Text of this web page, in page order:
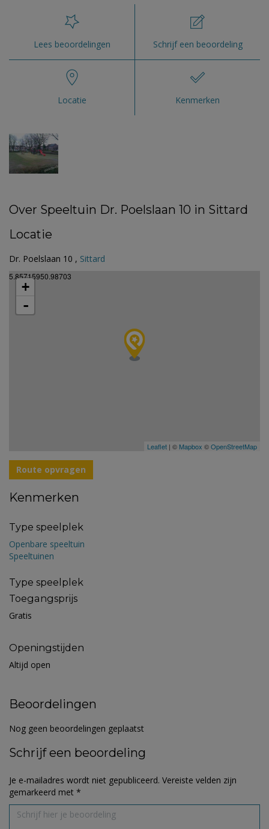
Lees beoordelingen Schrijf een beoordeling
Locatie Kenmerken
Over Speeltuin Dr. Poelslaan 10 in Sittard
Locatie
Dr. Poelslaan 10 , Sittard
5.85715950.98703
+
-
Leaflet | © Mapbox ©OpenStreetMap
Route opvragen
Kenmerken
Type speelplek
Openbare speeltuin
Speeltuinen
Type speelplek
Toegangsprijs
Gratis
Openingstijden
Altijd open
Beoordelingen
Nog geen beoordelingen geplaatst
Schrijf een beoordeling
Je e-mailadres wordt niet gepubliceerd. Vereiste velden zijn
gemarkeerd met *